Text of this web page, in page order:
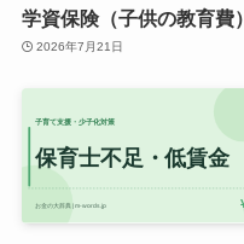
学資保険（子供の教育費）
2026年7月21日